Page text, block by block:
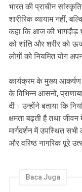
भारत की प्राचीन
शारीरिक व्यायाम नहीं,
कहा कि आज की भागदौड़
को शांति और शरीर को
लोगों को नियमित योग
कार्यक्रम के मुख्य आकर्षण
के विभिन्न आसनों,
दी। उन्होंने बताया कि
क्षमता बढ़ती है तथा
मार्गदर्शन में उपस्थित
और वरिष्ठ नागरिक पूरे
Baca Juga